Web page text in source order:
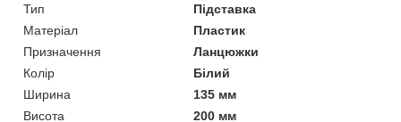
Тип
Підставка
Матеріал
Пластик
Призначення
Ланцюжки
Колір
Білий
Ширина
135 мм
Висота
200 мм